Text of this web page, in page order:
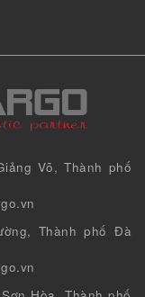
Võ, Thành phố
Thành phố Đà